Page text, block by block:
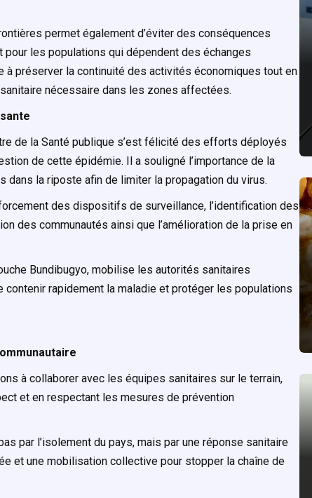
permet également d’éviter des conséquences
les populations qui dépendent des échanges
préserver la continuité des activités économiques tout en
nécessaire dans les zones affectées.
de la Santé publique s’est félicité des efforts déployés
de cette épidémie. Il a souligné l’importance de la
la riposte afin de limiter la propagation du virus.
des dispositifs de surveillance, l’identification des
des communautés ainsi que l’amélioration de la prise en
Bundibugyo, mobilise les autorités sanitaires
rapidement la maladie et protéger les populations
à collaborer avec les équipes sanitaires sur le terrain,
et en respectant les mesures de prévention
par l’isolement du pays, mais par une réponse sanitaire
et une mobilisation collective pour stopper la chaîne de